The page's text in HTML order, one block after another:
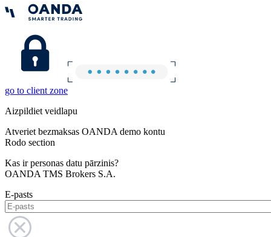
go to client zone
Aizpildiet veidlapu
Atveriet bezmaksas OANDA demo kontu
Rodo section
Kas ir personas datu pārzinis?
OANDA TMS Brokers S.A.
E-pasts